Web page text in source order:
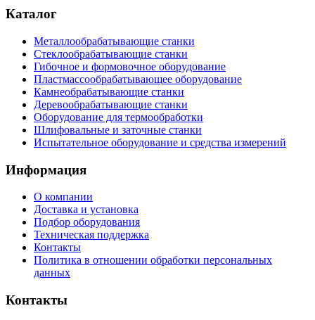
Каталог
Металлообрабатывающие станки
Стеклообрабатывающие станки
Гибочное и формовочное оборудование
Пластмассообрабатывающее оборудование
Камнеобрабатывающие станки
Деревообрабатывающие станки
Оборудование для термообработки
Шлифовальные и заточные станки
Испытательное оборудование и средства измерений
Информация
О компании
Доставка и установка
Подбор оборудования
Техническая поддержка
Контакты
Политика в отношении обработки персональных
данных
Контакты